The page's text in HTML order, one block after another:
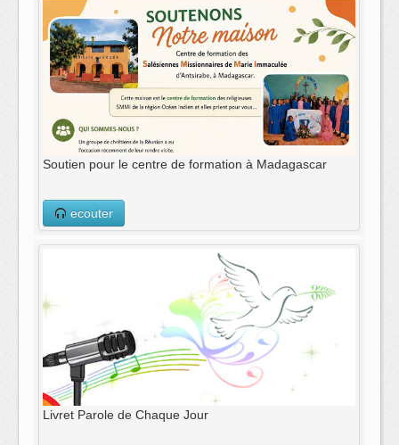
Soutien pour le centre de formation à Madagascar
ecouter
Livret Parole de Chaque Jour